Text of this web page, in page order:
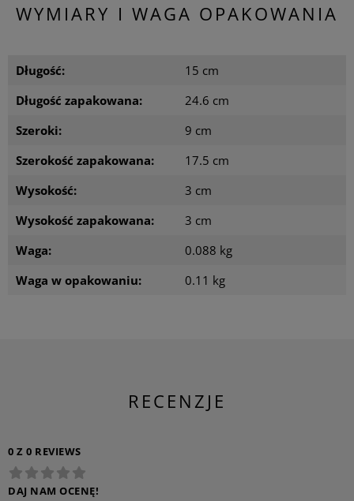
WYMIARY I WAGA OPAKOWANIA
Długość:
15 cm
Długość zapakowana:
24.6 cm
Szeroki:
9 cm
Szerokość zapakowana:
17.5 cm
Wysokość:
3 cm
Wysokość zapakowana:
3 cm
Waga:
0.088 kg
Waga w opakowaniu:
0.11 kg
RECENZJE
0 Z 0 REVIEWS
DAJ NAM OCENĘ!